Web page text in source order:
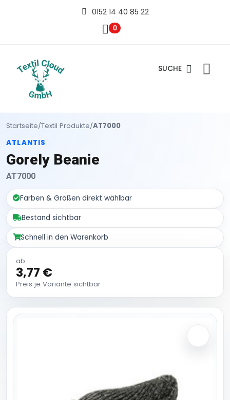
0152 14 40 85 22
0
SUCHE
Startseite/Textil Produkte/AT7000
ATLANTIS
Gorely Beanie
AT7000
Farben & Größen direkt wählbar
Bestand sichtbar
Schnell in den Warenkorb
ab
3,77 €
Preis je Variante sichtbar